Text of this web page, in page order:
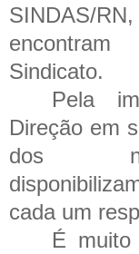
SINDAS/
Sindicato.
Pela
Direção em
dos
cada um
É muito